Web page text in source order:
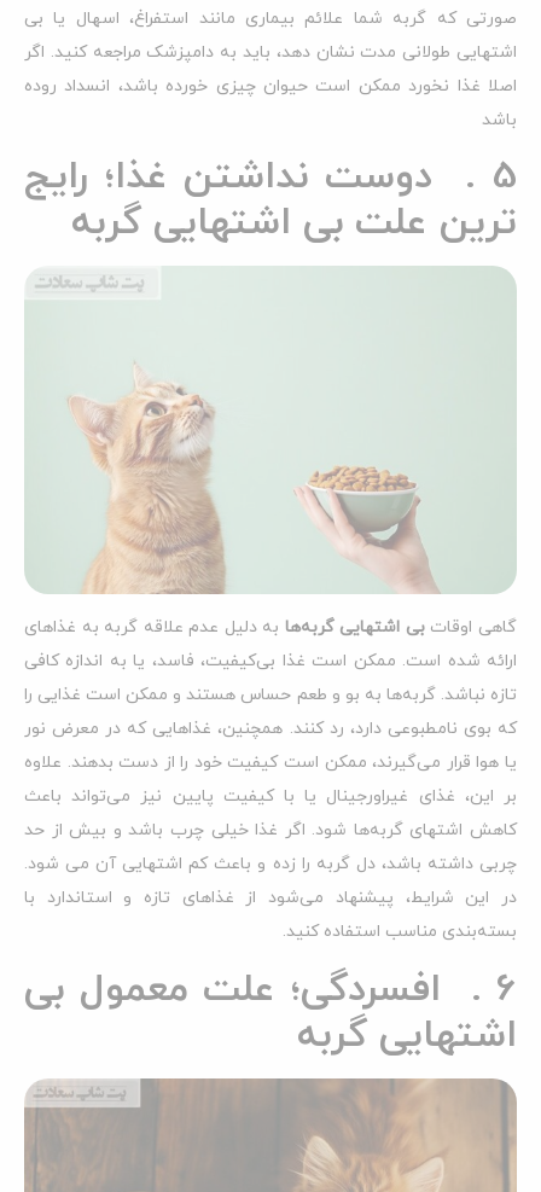
صورتی که گربه شما علائم بیماری مانند استفراغ، اسهال یا بی
اشتهایی طولانی مدت نشان دهد، باید به دامپزشک مراجعه کنید. اگر
اصلا غذا نخورد ممکن است حیوان چیزی خورده باشد، انسداد روده
باشد
5 . دوست نداشتن غذا؛ رایج
ترین علت بی اشتهایی گربه
گاهی اوقاتبی اشتهایی گربه‌ها به دلیل عدم علاقه گربه به غذاهای
ارائه شده است. ممکن است غذا بی‌کیفیت، فاسد، یا به اندازه کافی
تازه نباشد. گربه‌ها به بو و طعم حساس هستند و ممکن است غذایی را
که بوی نامطبوعی دارد، رد کنند. همچنین، غذاهایی که در معرض نور
یا هوا قرار می‌گیرند، ممکن است کیفیت خود را از دست بدهند. علاوه
بر این، غذای غیراورجینال یا با کیفیت پایین نیز می‌تواند باعث
کاهش اشتهای گربه‌ها شود. اگر غذا خیلی چرب باشد و بیش از حد
چربی داشته باشد، دل گربه را زده و باعث کم اشتهایی آن می شود.
در این شرایط، پیشنهاد می‌شود از غذاهای تازه و استاندارد با
بسته‌بندی مناسب استفاده کنید.
6 . افسردگی؛ علت معمول بی
اشتهایی گربه